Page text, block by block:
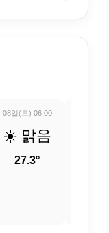
08일(토) 06:00
☀️ 맑음
27.3°